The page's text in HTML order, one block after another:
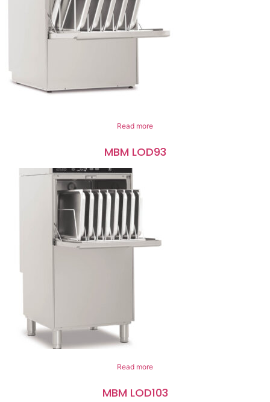
Read more
MBM LOD93
Read more
MBM LOD103